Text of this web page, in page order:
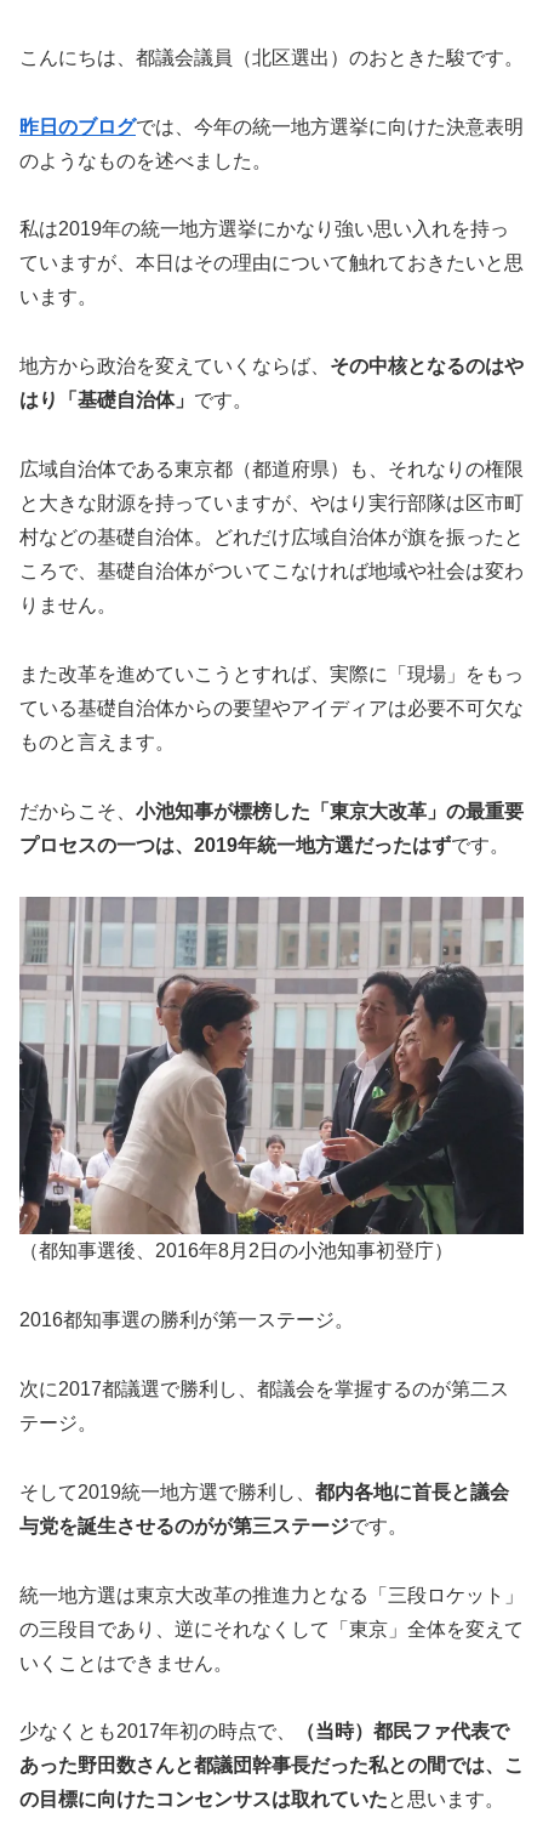
こんにちは、都議会議員（北区選出）のおときた駿です。
昨日のブログでは、今年の統一地方選挙に向けた決意表明
のようなものを述べました。
私は2019年の統一地方選挙にかなり強い思い入れを持っ
ていますが、本日はその理由について触れておきたいと思
います。
地方から政治を変えていくならば、 その中核となるのはや
はり「基礎自治体」 です。
広域自治体である東京都（都道府県）も、それなりの権限
と大きな財源を持っていますが、やはり実行部隊は区市町
村などの基礎自治体。どれだけ広域自治体が旗を振ったと
ころで、基礎自治体がついてこなければ地域や社会は変わ
りません。
また改革を進めていこうとすれば、実際に「現場」をもっ
ている基礎自治体からの要望やアイディアは必要不可欠な
ものと言えます。
だからこそ、 小池知事が標榜した「東京大改革」の最重要
プロセスの一つは、2019年統一地方選だったはずです。
（都知事選後、2016年8月2日の小池知事初登庁）
2016都知事選の勝利が第一ステージ。
次に2017都議選で勝利し、都議会を掌握するのが第二ス
テージ。
そして2019統一地方選で勝利し、 都内各地に首長と議会
与党を誕生させるのがが第三ステージです。
統一地方選は東京大改革の推進力となる「三段ロケット」
の三段目であり、逆にそれなくして「東京」全体を変えて
いくことはできません。
少なくとも2017年初の時点で、
（当時）都民ファ代表で
あった野田数さんと都議団幹事長だった私との間では、こ
の目標に向けたコンセンサスは取れていたと思います。